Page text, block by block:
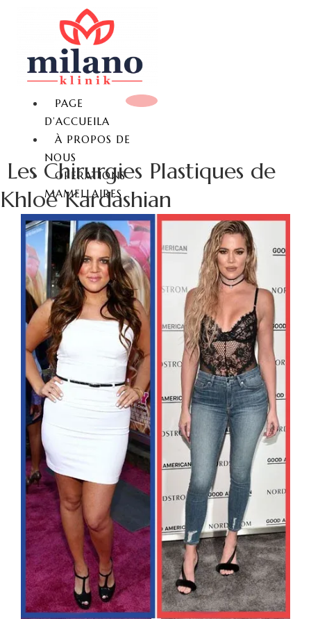
PAGE
D’ACCUEILA
À PROPOS DE
NOUS
OPERATIONS
MAMELLAIRES
REDUCTION MAMMAIRE
LIFTING MAMMAIRE
AUGMENTATION
MAMMAIRE
AUGMENTATION
MAMMAIRE SANS
CHIRURGIE
RÉDUCTION MAMELON
GYNECOMASTIE
OPÉRATIONS DU
VISAGE
RHINOPLASTIE
RHINOPLASTIE
SECONDAIRE
LIFTING DU VISAGE
RÉDUCTION DU FRONT
FOX EYES
BICHECTOMIE
BLEPHAROPLASTIE
PRP VISAGE
LIPOFILLING VISAGE
RHINOPLASTIE POINTE DU
Les Chirurgies Plastiques de
Khloé Kardashian